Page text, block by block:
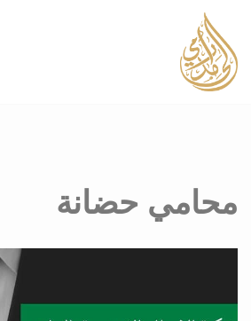
تخطى
إلى
المحتوى
محامي حضانة